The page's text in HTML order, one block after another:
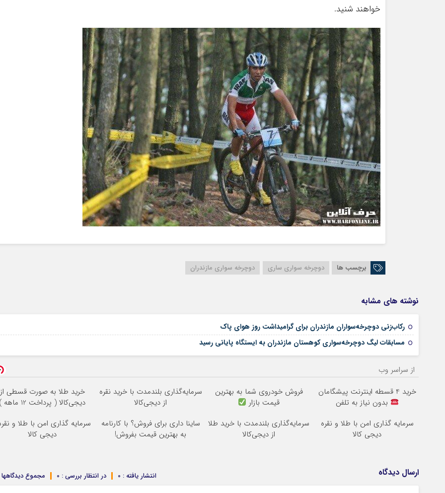
خواهند شنید.
برچسب ها دوچرخه سواری ساری دوچرخه سواری مازندران
نوشته های مشابه
رکاب‌زنی دوچرخه‌سواران مازندران برای گرامیداشت روز هوای پاک
مسابقات لیگ دوچرخه‌سواری کوهستان مازندران به ایستگاه پایانی رسید
از سراسر وب
خرید 4 قسطه اینترنت پیشگامان
بدون نیاز به تلفن
فروش خودروی شما به بهترین
قیمت بازار
سرمایه‌گذاری بلندمدت با خرید نقره
از دیجی‌کالا
خرید طلا به صورت قسطی از
دیجی‌کالا ( پرداخت 12 ماهه )
سرمایه گذاری امن با طلا و نقره
دیجی کالا
سرمایه‌گذاری بلندمدت با خرید طلا
از دیجی‌کالا
ساینا داری برای فروش؟ با کارنامه
به بهترین قیمت بفروش!
سرمایه گذاری امن با طلا و
دیجی کالا
ارسال دیدگاه مجموع دیدگاهها : در انتظار بررسی : 0 انتشار یافته : 0